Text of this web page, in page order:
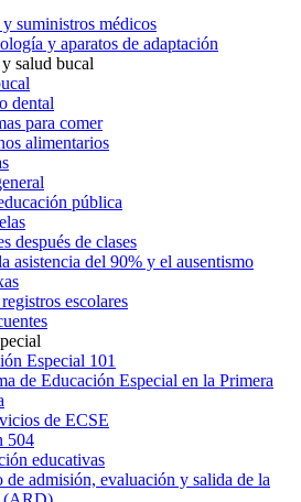
suministros médicos
y aparatos de adaptación
salud bucal
dental
para comer
alimentarios
pública
después de clases
asistencia del 90% y el ausentismo
escolares
Especial 101
de Educación Especial en la Primera
de ECSE
504
educativas
de admisión, evaluación y salida de la